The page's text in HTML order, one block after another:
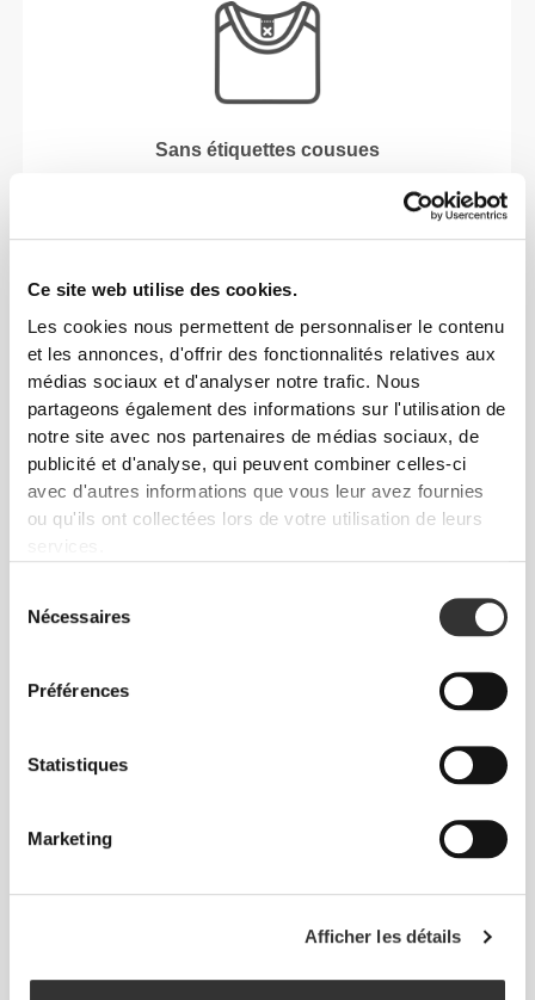
Ce site web utilise des cookies.
Les cookies nous permettent de personnaliser le contenu
et les annonces, d'offrir des fonctionnalités relatives aux
médias sociaux et d'analyser notre trafic. Nous
partageons également des informations sur l'utilisation de
notre site avec nos partenaires de médias sociaux, de
publicité et d'analyse, qui peuvent combiner celles-ci
avec d'autres informations que vous leur avez fournies
ou qu'ils ont collectées lors de votre utilisation de leurs
Nécessaires
Préférences
Statistiques
Marketing
Afficher les détails
Sans étiquettes cousues
Nos vêtements sont synonymes de confort. Nous
avons opté pour une approche qui laisse une réelle
contre la peau.
CONSEILS POUR LES TAILLES
Cet article
Près du corps
corps suivra. Cet ajustement plus serré